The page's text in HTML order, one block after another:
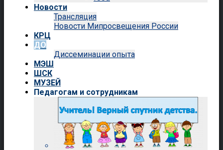
Новости
Трансляция
Новости Мипросвещения России
КРЦ
ДО
Диссеминации опыта
МЭШ
ШСК
МУЗЕЙ
Педагогам и сотрудникам